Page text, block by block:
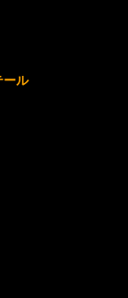
ール